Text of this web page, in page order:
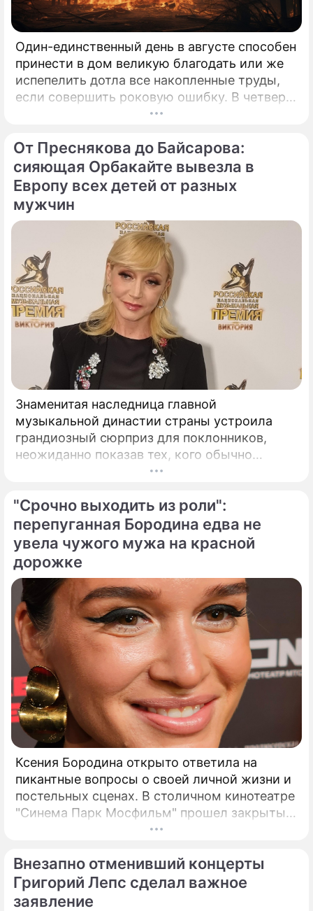
Один-единственный день в августе способен
принести в дом великую благодать или же
испепелить дотла все накопленные труды,
если совершить роковую ошибку. В четверг,
6 августа 2026 года, православная церковь
благоверных князей-страстотерпцев Бориса
и Глеба.
От Преснякова до Байсарова:
сияющая Орбакайте вывезла в
Европу всех детей от разных
мужчин
Знаменитая наследница главной
музыкальной династии страны устроила
грандиозный сюрприз для поклонников,
неожиданно показав тех, кого обычно
тщательно скрывает от посторонних глаз.
продолжает наслаждаться европейскими
каникулами, щедро делясь с публикой
яркими моментами своего роскошного
отпуска.
"Срочно выходить из роли":
перепуганная Бородина едва не
увела чужого мужа на красной
дорожке
Ксения Бородина открыто ответила на
пикантные вопросы о своей личной жизни и
постельных сценах. В столичном кинотеатре
"Синема Парк Мосфильм" прошел закрытый
показ романтической комедии с элементами
Внезапно отменивший концерты
Григорий Лепс сделал важное
заявление